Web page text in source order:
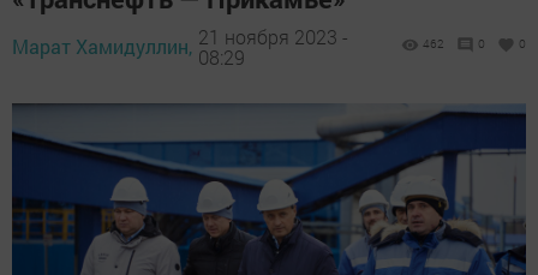
Марат Хамидуллин, 21 ноября 2023 -
08:29
462 0 0